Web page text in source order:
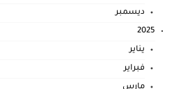
ديسمبر
2025
يناير
فبراير